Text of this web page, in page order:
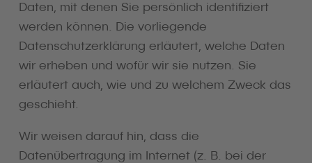
Daten, mit denen Sie persönlich identifiziert
werden können. Die vorliegende
Datenschutzerklärung erläutert, welche Daten
wir erheben und wofür wir sie nutzen. Sie
erläutert auch, wie und zu welchem Zweck das
geschieht.
Wir weisen darauf hin, dass die
Datenübertragung im Internet (z. B. bei der